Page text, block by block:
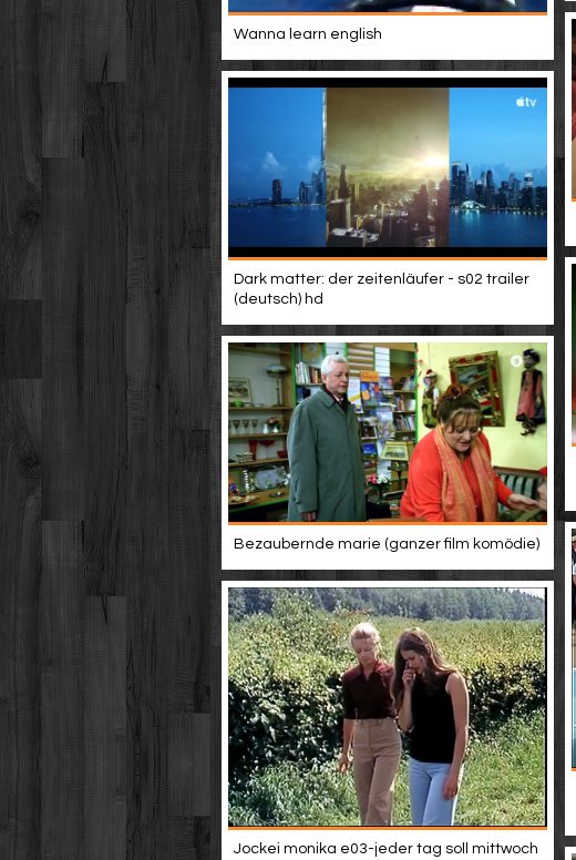
Wanna learn english
Dark matter: der zeitenläufer - s02 trailer
(deutsch) hd
Bezaubernde marie (ganzer film komödie)
Jockei monika e03-jeder tag soll mittwoch